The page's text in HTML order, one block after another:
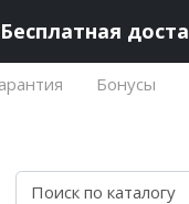
Бесплатная
Бонусы